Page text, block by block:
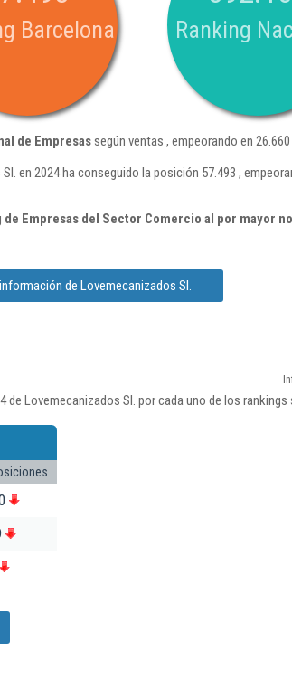
Barcelona Ranking
de Empresassegún ventas , empeorando en
en 2024 ha conseguido la posición 57.493 ,
de Empresas del Sector Comercio al por mayor
de Lovemecanizados Sl.
Lovemecanizados Sl. por cada uno de los rankings